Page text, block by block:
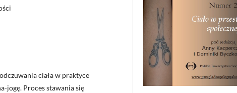
ciała w praktyce
jogę. Proces stawania się